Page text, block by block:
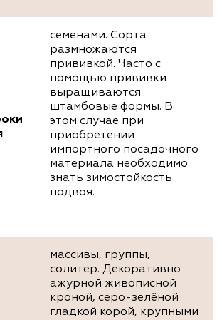
семенами. Сорта
размножаются
прививкой. Часто с
помощью прививки
выращиваются
штамбовые формы. В
этом случае при
приобретении
импортного посадочного
материала необходимо
знать зимостойкость
подвоя.
массивы, группы,
солитер. Декоративно
ажурной живописной
кроной, серо-зелёной
гладкой корой, крупными